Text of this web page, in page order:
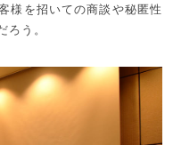
様を招いての商談や秘匿性
う。